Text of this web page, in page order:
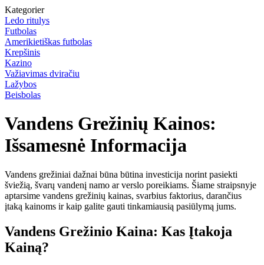
Kategorier
Ledo ritulys
Futbolas
Amerikietiškas futbolas
Krepšinis
Kazino
Važiavimas dviračiu
Lažybos
Beisbolas
Vandens Grežinių Kainos:
Išsamesnė Informacija
Vandens grežiniai dažnai būna būtina investicija norint pasiekti
šviežią, švarų vandenį namo ar verslo poreikiams. Šiame straipsnyje
aptarsime vandens grežinių kainas, svarbius faktorius, darančius
įtaką kainoms ir kaip galite gauti tinkamiausią pasiūlymą jums.
Vandens Grežinio Kaina: Kas Įtakoja
Kainą?